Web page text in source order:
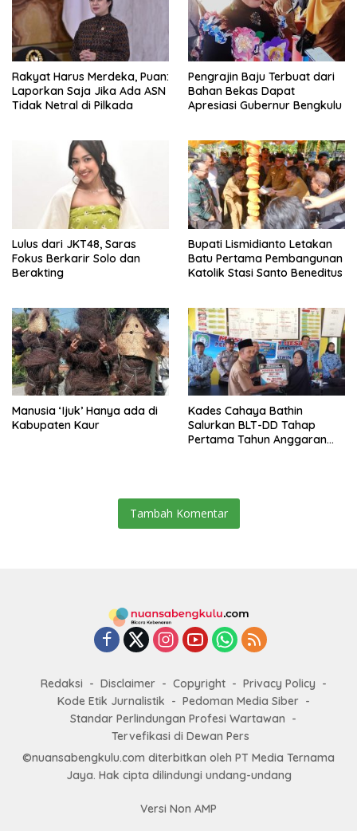
Rakyat Harus Merdeka, Puan:
Laporkan Saja Jika Ada ASN
Tidak Netral di Pilkada
Pengrajin Baju Terbuat dari
Bahan Bekas Dapat
Apresiasi Gubernur Bengkulu
Lulus dari JKT48, Saras
Fokus Berkarir Solo dan
Berakting
Bupati Lismidianto Letakan
Batu Pertama Pembangunan
Katolik Stasi Santo Beneditus
Manusia ‘Ijuk’ Hanya ada di
Kabupaten Kaur
Kades Cahaya Bathin
Salurkan BLT-DD Tahap
Pertama Tahun Anggaran
Tambah Komentar
Redaksi Disclaimer Copyright
Privacy Policy
Kode Etik Jurnalistik
Pedoman Media Siber
Standar Perlindungan Profesi Wartawan
Tervefikasi di Dewan Pers
©nuansabengkulu.com diterbitkan oleh PT Media Ternama
Jaya. Hak cipta dilindungi undang-undang
Versi Non AMP